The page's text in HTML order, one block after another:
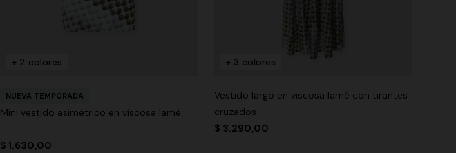
+ 2 colores
NUEVA TEMPORADA
Mini vestido asimétrico en viscosa lamé
$ 1.630,00
+ 3 colores
Vestido largo en viscosa lamé con tirantes
cruzados
$ 3.290,00